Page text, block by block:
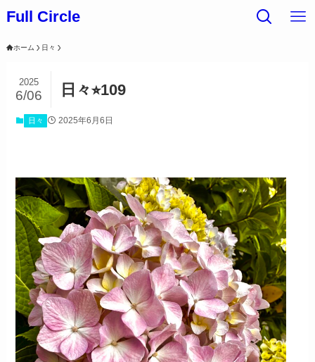
Full Circle
ホーム 日々
日々⭐︎109
2025
6/06
日々 2025年6月6日